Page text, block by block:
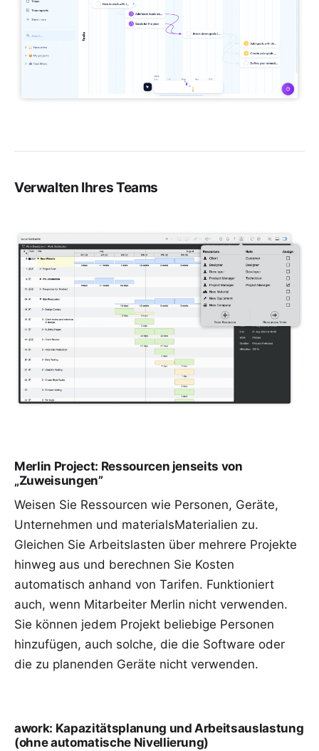
Verwalten Ihres Teams
Merlin Project: Ressourcen jenseits von
„Zuweisungen”
Weisen Sie Ressourcen wie Personen, Geräte,
Unternehmen und materialsMaterialien zu.
Gleichen Sie Arbeitslasten über mehrere Projekte
hinweg aus und berechnen Sie Kosten
automatisch anhand von Tarifen. Funktioniert
auch, wenn Mitarbeiter Merlin nicht verwenden.
Sie können jedem Projekt beliebige Personen
hinzufügen, auch solche, die die Software oder
die zu planenden Geräte nicht verwenden.
awork: Kapazitätsplanung und Arbeitsauslastung
(ohne automatische Nivellierung)